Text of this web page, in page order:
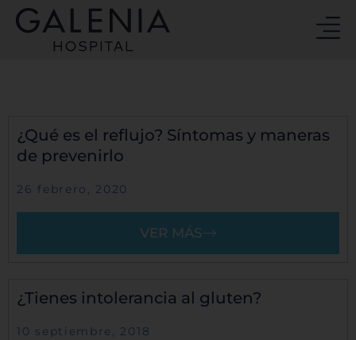
contenido
¿Qué es el reflujo? Síntomas y maneras
de prevenirlo
26 febrero, 2020
VER MÁS
¿Tienes intolerancia al gluten?
10 septiembre, 2018